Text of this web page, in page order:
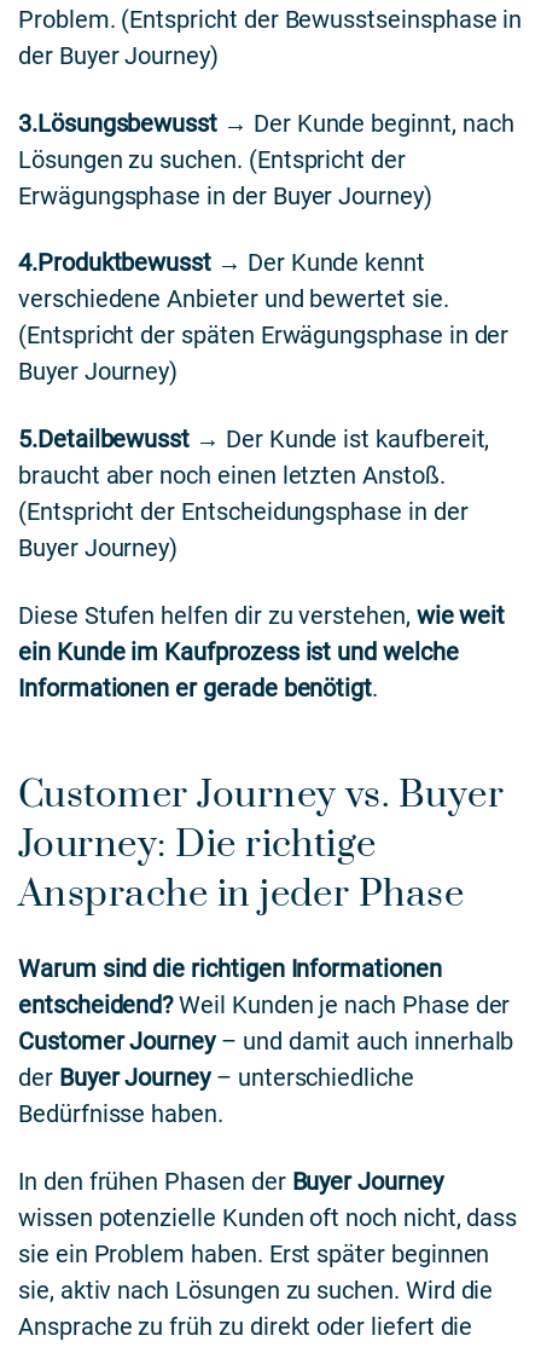
Problem. (Entspricht der Bewusstseinsphase in
der Buyer Journey)
3.Lösungsbewusst → Der Kunde beginnt, nach
Lösungen zu suchen. (Entspricht der
Erwägungsphase in der Buyer Journey)
4.Produktbewusst → Der Kunde kennt
verschiedene Anbieter und bewertet sie.
(Entspricht der späten Erwägungsphase in der
Buyer Journey)
5.Detailbewusst → Der Kunde ist kaufbereit,
braucht aber noch einen letzten Anstoß.
(Entspricht der Entscheidungsphase in der
Buyer Journey)
Diese Stufen helfen dir zu verstehen, wie weit
ein Kunde im Kaufprozess ist und welche
Informationen er gerade benötigt.
Customer Journey vs. Buyer
Journey: Die richtige
Ansprache in jeder Phase
Warum sind die richtigen Informationen
entscheidend?Weil Kunden je nach Phase der
Customer Journey– und damit auch innerhalb
der Buyer Journey– unterschiedliche
Bedürfnisse haben.
In den frühen Phasen der Buyer Journey
wissen potenzielle Kunden oft noch nicht, dass
sie ein Problem haben. Erst später beginnen
sie, aktiv nach Lösungen zu suchen. Wird die
Ansprache zu früh zu direkt oder liefert die